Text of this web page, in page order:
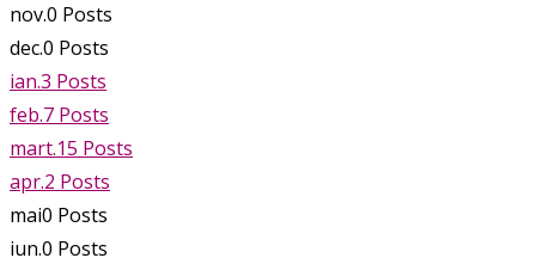
nov.0 Posts
dec.0 Posts
ian.3 Posts
feb.7 Posts
mart.15 Posts
apr.2 Posts
mai0 Posts
iun.0 Posts